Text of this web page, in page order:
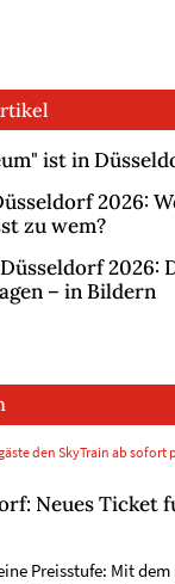
ist in
2026:
zu wem?
2026:
– in Bildern
den SkyTrain ab sofort
Neues
Preisstufe: Mit dem